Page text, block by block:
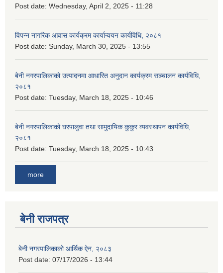
Post date: Wednesday, April 2, 2025 - 11:28
विपन्न नागरिक आवास कार्यक्रम कार्यान्वयन कार्यविधि, २०८१
Post date: Sunday, March 30, 2025 - 13:55
बेनी नगरपालिकाको उत्पादनमा आधारित अनुदान कार्यक्रम सञ्‍चालन कार्यविधि,
२०८१
Post date: Tuesday, March 18, 2025 - 10:46
बेनी नगरपालिकाको घरपालुवा तथा सामुदायिक कुकुर व्यवस्थापन कार्यविधि,
२०८१
Post date: Tuesday, March 18, 2025 - 10:43
more
बेनी राजपत्र
बेनी नगरपालिकाको आर्थिक ऐन, २०८३
Post date: 07/17/2026 - 13:44